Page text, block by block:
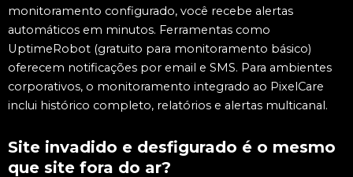
monitoramento configurado, você recebe alertas
automáticos em minutos. Ferramentas como
UptimeRobot (gratuito para monitoramento básico)
oferecem notificações por email e SMS. Para ambientes
corporativos, o monitoramento integrado ao PixelCare
inclui histórico completo, relatórios e alertas multicanal.
Site invadido e desfigurado é o mesmo
que site fora do ar?